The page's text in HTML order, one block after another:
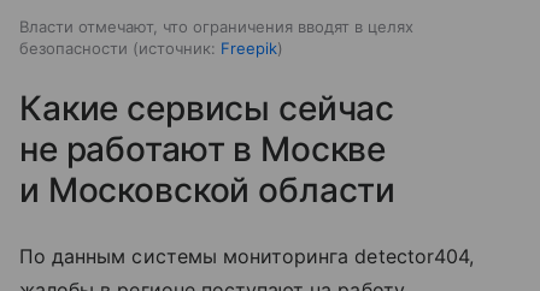
Власти отмечают, что ограничения вводят в целях
безопасности
источник: Freepik
Какие сервисы сейчас
не работают в Москве
и Московской области
По данным системы мониторинга detector404,